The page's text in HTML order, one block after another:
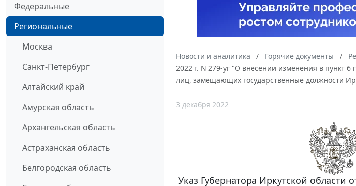
Федеральные
Региональные
Москва
Санкт-Петербург
Алтайский край
Амурская область
Архангельская область
Астраханская область
Белгородская область
Новости и аналитика Горячие документы
2022 г. N 279-уг "О внесении изменения в пункт
лиц, замещающих государственные должности
3 декабря 2022
Указ Губернатора Иркутской области